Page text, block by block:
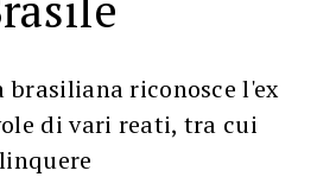
brasiliana riconosce l'ex
di vari reati, tra cui